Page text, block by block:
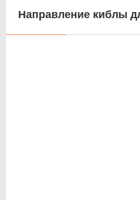
Направление киблы